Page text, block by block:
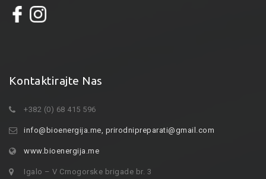
Kontaktirajte Nas
+382 (0) 68 415 596
info@bioenergija.me prirodnipreparati@gmail.com
www.bioenergija.me
Igalo – V Crnogorske brigade br. 3